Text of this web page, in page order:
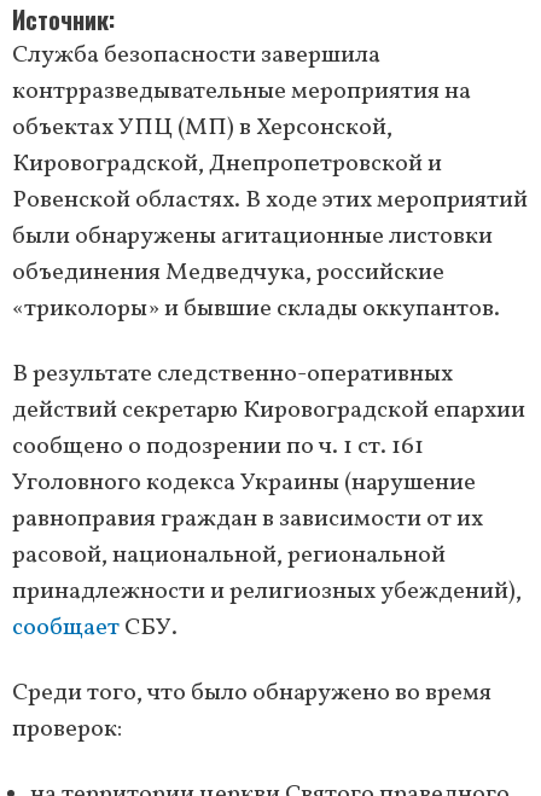
Источник
Служба безопасности завершила
контрразведывательные мероприятия на
объектах УПЦ (МП) в Херсонской,
Кировоградской, Днепропетровской и
Ровенской областях. В ходе этих мероприятий
были обнаружены агитационные листовки
объединения Медведчука, российские
«триколоры» и бывшие склады оккупантов.
В результате следственно-оперативных
действий секретарю Кировоградской епархии
сообщено о подозрении по ч. 1 ст. 161
Уголовного кодекса Украины (нарушение
равноправия граждан в зависимости от их
расовой, национальной, региональной
принадлежности и религиозных убеждений),
сообщаетСБУ.
Среди того, что было обнаружено во время
проверок: